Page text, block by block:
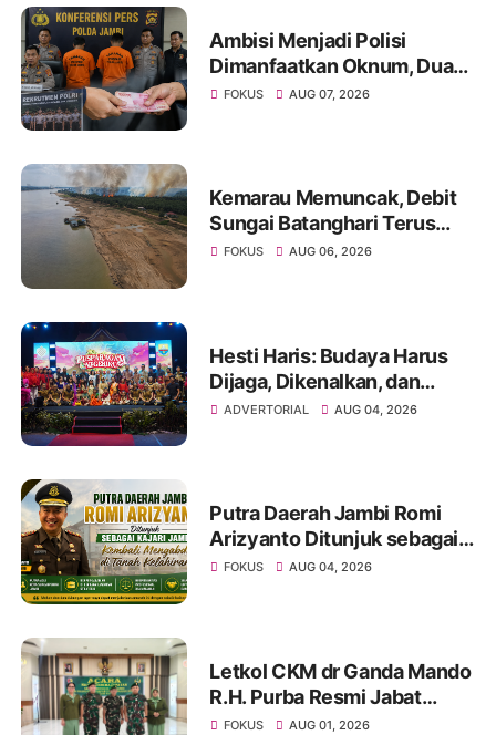
Ambisi Menjadi Polisi
Dimanfaatkan Oknum, Dua
Anggota Polda Jambi Diduga
FOKUS AUG 07, 2026
Kemarau Memuncak, Debit
Sungai Batanghari Terus
Menyusut, Jambi Hadapi
FOKUS AUG 06, 2026
Hesti Haris: Budaya Harus
Dijaga, Dikenalkan, dan
Diwariskan
ADVERTORIAL AUG 04, 2026
Putra Daerah Jambi Romi
Arizyanto Ditunjuk sebagai
Kajari Jambi, Kembali
FOKUS AUG 04, 2026
Letkol CKM dr Ganda Mando
R.H. Purba Resmi Jabat
Dandenkesyah 02.04.02
FOKUS AUG 01, 2026